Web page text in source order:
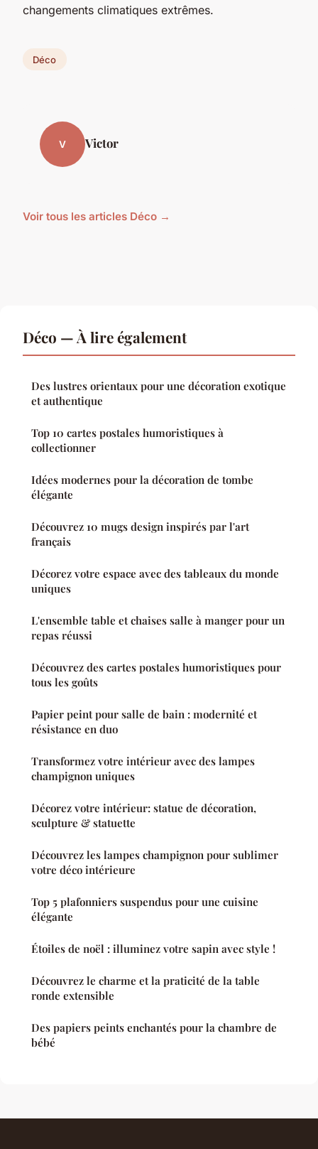
changements climatiques extrêmes.
Déco
V Victor
Voir tous les articles Déco →
Déco — À lire également
Des lustres orientaux pour une décoration exotique
et authentique
Top 10 cartes postales humoristiques à
collectionner
Idées modernes pour la décoration de tombe
élégante
Découvrez 10 mugs design inspirés par l'art
français
Décorez votre espace avec des tableaux du monde
uniques
L'ensemble table et chaises salle à manger pour un
repas réussi
Découvrez des cartes postales humoristiques pour
tous les goûts
Papier peint pour salle de bain : modernité et
résistance en duo
Transformez votre intérieur avec des lampes
champignon uniques
Décorez votre intérieur: statue de décoration,
sculpture & statuette
Découvrez les lampes champignon pour sublimer
votre déco intérieure
Top 5 plafonniers suspendus pour une cuisine
élégante
Étoiles de noël : illuminez votre sapin avec style !
Découvrez le charme et la praticité de la table
ronde extensible
Des papiers peints enchantés pour la chambre de
bébé